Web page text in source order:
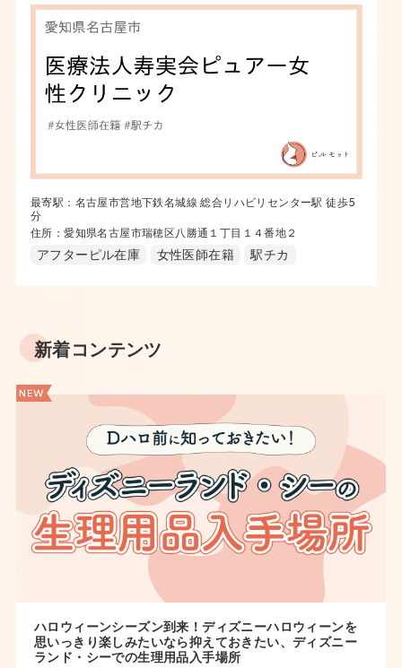
最寄駅：名古屋市営地下鉄名城線 総合リハビリセンター駅 徒歩5
分
住所：愛知県名古屋市瑞穂区八勝通１丁目１４番地２
アフターピル在庫 女性医師在籍 駅チカ
新着コンテンツ
ハロウィーンシーズン到来！ディズニーハロウィーンを
思いっきり楽しみたいなら抑えておきたい、ディズニー
ランド・シーでの生理用品入手場所